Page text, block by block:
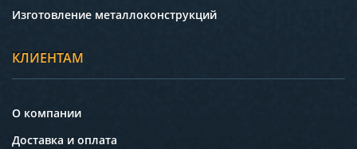
Изготовление металлоконструкций
КЛИЕНТАМ
О компании
Доставка и оплата